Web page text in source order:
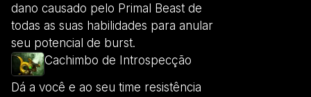
dano causado pelo Primal Beast de
todas as suas habilidades para anular
seu potencial de burst.
Cachimbo de Introspecção
Dá a você e ao seu time resistência